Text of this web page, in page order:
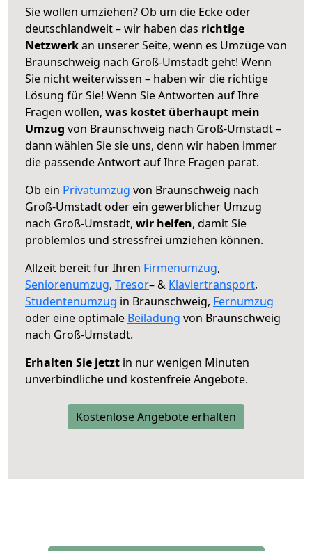
Sie wollen umziehen? Ob um die Ecke oder
deutschlandweit – wir haben das richtige
Netzwerkan unserer Seite, wenn es Umzüge von
Braunschweig nach Groß-Umstadt geht! Wenn
Sie nicht weiterwissen – haben wir die richtige
Lösung für Sie! Wenn Sie Antworten auf Ihre
Fragen wollen, was kostet überhaupt mein
Umzug von Braunschweig nach Groß-Umstadt –
dann wählen Sie sie uns, denn wir haben immer
die passende Antwort auf Ihre Fragen parat.
Ob ein Privatumzug von Braunschweig nach
Groß-Umstadt oder ein gewerblicher Umzug
nach Groß-Umstadt, wir helfen, damit Sie
problemlos und stressfrei umziehen können.
Allzeit bereit für Ihren Firmenumzug,
Seniorenumzug, Tresor– & Klaviertransport,
Studentenumzug in Braunschweig, Fernumzug
oder eine optimale Beiladung von Braunschweig
nach Groß-Umstadt.
Erhalten Sie jetzt in nur wenigen Minuten
unverbindliche und kostenfreie Angebote.
Kostenlose Angebote erhalten